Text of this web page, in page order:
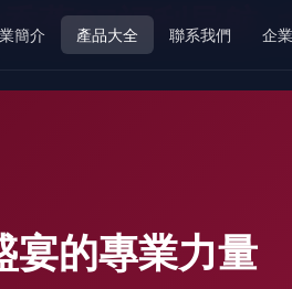
蕉97福利导航-
簡介 產品大全 聯系我們 企
宴的專業力量